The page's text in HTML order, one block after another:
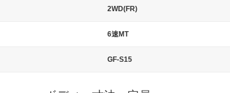
2WD(FR)
6速MT
GF-S15